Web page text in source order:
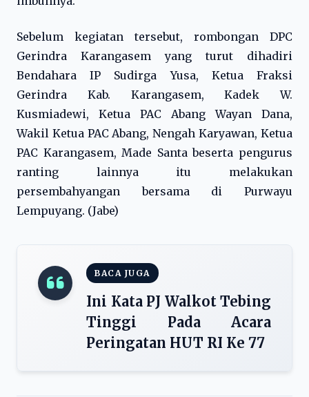
Sebelum kegiatan tersebut, rombongan DPC
Gerindra Karangasem yang turut dihadiri
Bendahara IP Sudirga Yusa, Ketua Fraksi
Gerindra Kab. Karangasem, Kadek W.
Kusmiadewi, Ketua PAC Abang Wayan Dana,
Wakil Ketua PAC Abang, Nengah Karyawan, Ketua
PAC Karangasem, Made Santa beserta pengurus
ranting lainnya itu melakukan
persembahyangan bersama di Purwayu
Lempuyang. (Jabe)
BACA JUGA
Ini Kata PJ Walkot Tebing
Tinggi Pada Acara
Peringatan HUT RI Ke 77